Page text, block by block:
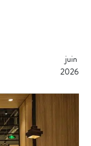
juin
2026